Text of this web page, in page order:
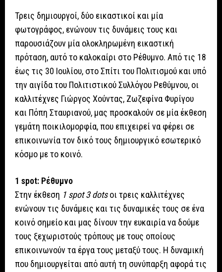
Τρεις δημιουργοί, δύο εικαστικοί και μία
φωτογράφος, ενώνουν τις δυνάμεις τους και
παρουσιάζουν μία ολοκληρωμένη εικαστική
πρόταση, αυτό το καλοκαίρι στο Ρέθυμνο. Από τις 18
έως τις 30 Ιουλίου, στο Σπίτι του Πολιτισμού και υπό
την αιγίδα του Πολιτιστικού Συλλόγου Ρεθύμνου, οι
καλλιτέχνες Γιώργος Χούντας, Ζωζεφίνα Φυρίγου
και Πόπη Σταυριανού, μας προσκαλούν σε μία έκθεση
γεμάτη ποικιλομορφία, που επιχειρεί να φέρει σε
επικοινωνία τον δικό τους δημιουργικό εσωτερικό
κόσμο με το κοινό.
1 spot: Ρέθυμνο
Στην έκθεση 1 spot3 dotsοι τρεις καλλιτέχνες
ενώνουν τις δυνάμεις και τις δυναμικές τους σε ένα
κοινό σημείο και μας δίνουν την ευκαιρία να δούμε
τους ξεχωριστούς τρόπους με τους οποίους
επικοινωνούν τα έργα τους μεταξύ τους. Η δυναμική
που δημιουργείται από αυτή τη συνύπαρξη αφορά τις